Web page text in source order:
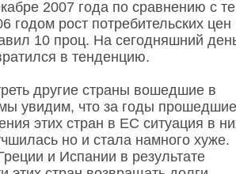
2007 года по сравнению с
годом рост потребительских цен
10 проц. На сегодняшний
в тенденцию.
другие страны вошедшие в
увидим, что за годы прошедшие
этих стран в ЕС ситуация в
но и стала намного хуже.
и Испании в результате